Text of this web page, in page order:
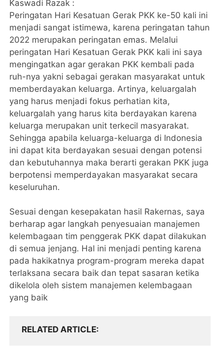
Kaswadi Razak :
Peringatan Hari Kesatuan Gerak PKK ke-50 kali ini
menjadi sangat istimewa, karena peringatan tahun
2022 merupakan peringatan emas. Melalui
peringatan Hari Kesatuan Gerak PKK kali ini saya
mengingatkan agar gerakan PKK kembali pada
ruh-nya yakni sebagai gerakan masyarakat untuk
memberdayakan keluarga. Artinya, keluargalah
yang harus menjadi fokus perhatian kita,
keluargalah yang harus kita berdayakan karena
keluarga merupakan unit terkecil masyarakat.
Sehingga apabila keluarga-keluarga di Indonesia
ini dapat kita berdayakan sesuai dengan potensi
dan kebutuhannya maka berarti gerakan PKK juga
berpotensi memperdayakan masyarakat secara
keseluruhan.
Sesuai dengan kesepakatan hasil Rakernas, saya
berharap agar langkah penyesuaian manajemen
kelembagaan tim penggerak PKK dapat dilakukan
di semua jenjang. Hal ini menjadi penting karena
pada hakikatnya program-program mereka dapat
terlaksana secara baik dan tepat sasaran ketika
dikelola oleh sistem manajemen kelembagaan
yang baik
RELATED ARTICLE